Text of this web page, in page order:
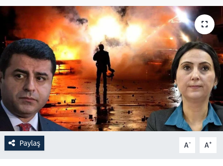
Paylaş A- A+
Otomobil
Oyun
Ramazan
Resmi İlanlar
Rüya Tabirleri
Sağlık